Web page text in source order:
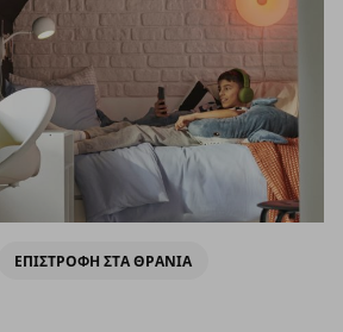
ΕΠΙΣΤΡΟΦΗ ΣΤΑ ΘΡΑΝΙΑ